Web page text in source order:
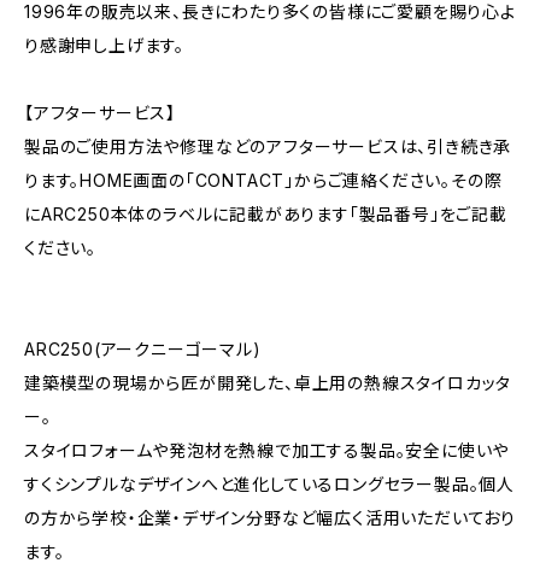
1996年の販売以来、長きにわたり多くの皆様にご愛顧を賜り心よ
り感謝申し上げます。
【アフターサービス】
製品のご使用方法や修理などのアフターサービスは、引き続き承
ります。HOME画面の「CONTACT」からご連絡ください。その際
にARC250本体のラベルに記載があります「製品番号」をご記載
ください。
ARC250(アークニーゴーマル)
建築模型の現場から匠が開発した、卓上用の熱線スタイロカッタ
ー。
スタイロフォームや発泡材を熱線で加工する製品。安全に使いや
すくシンプルなデザインへと進化しているロングセラー製品。個人
の方から学校・企業・デザイン分野など幅広く活用いただいており
ます。